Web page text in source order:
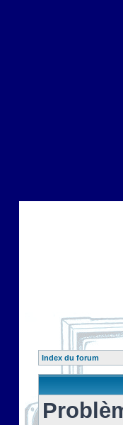
Index du forum